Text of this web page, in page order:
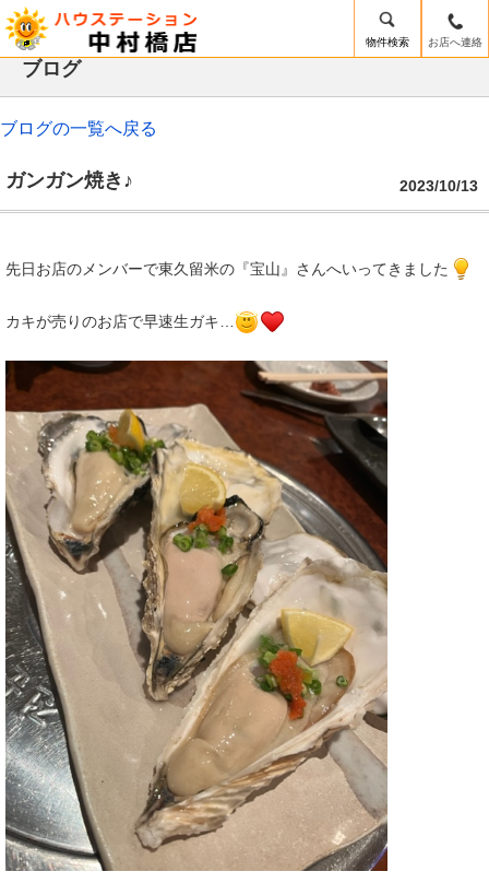
ガンガン焼き♪｜中村橋の賃貸は賃貸スタジオ中村橋店 物件検索 お店へ連絡
ブログ
ブログの一覧へ戻る
ガンガン焼き♪ 2023/10/13
先日お店のメンバーで東久留米の『宝山』さんへいってきました
カキが売りのお店で早速生ガキ…